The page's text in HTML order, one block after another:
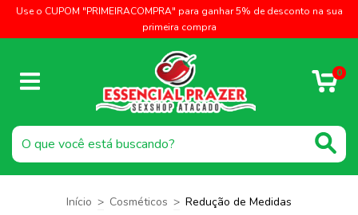
Use o CUPOM "PRIMEIRACOMPRA" para ganhar 5% de desconto na sua
primeira compra
0
Início > Cosméticos > Redução de Medidas